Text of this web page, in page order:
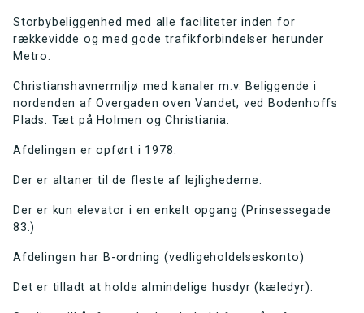
Storbybeliggenhed med alle faciliteter inden for
rækkevidde og med gode trafikforbindelser herunder
Metro.
Christianshavnermiljø med kanaler m.v. Beliggende i
nordenden af Overgaden oven Vandet, ved Bodenhoffs
Plads. Tæt på Holmen og Christiania.
Afdelingen er opført i 1978.
Der er altaner til de fleste af lejlighederne.
Der er kun elevator i en enkelt opgang (Prinsessegade
83.)
Afdelingen har B-ordning (vedligeholdelseskonto)
Det er tilladt at holde almindelige husdyr (kæledyr).